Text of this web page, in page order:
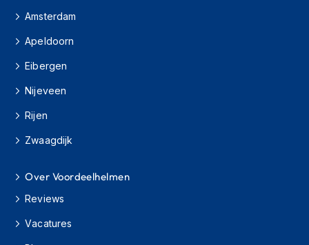
n
V
s
p
a
h
e
n
H
e
Amsterdam
Apeldoorn
Eibergen
Nijeveen
Rijen
Zwaagdijk
Over Voordeelhelmen
Reviews
Vacatures